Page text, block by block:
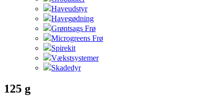
Haveudstyr
Havegødning
Grøntsags Frø
Microgreens Frø
Spirekit
Vækstsystemer
Skadedyr
125 g